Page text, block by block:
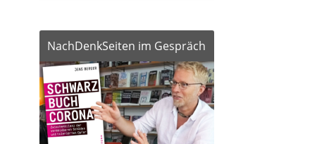
NachDenkSeiten im Gespräch